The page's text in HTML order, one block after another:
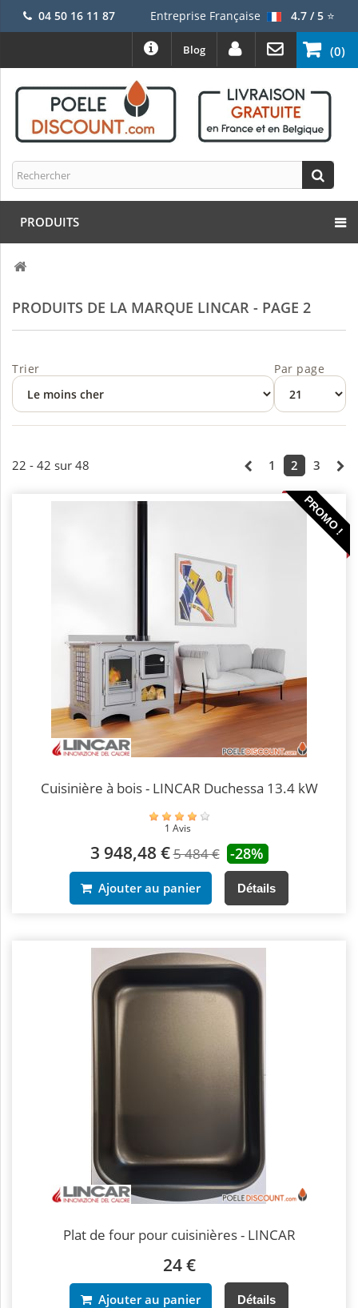
04 50 16 11 87 Entreprise Française 4.7 / 5⭐
(0)
Blog
PRODUITS
PRODUITS DE LA MARQUE LINCAR - PAGE 2
Trier Par page
1 2 3
22 - 42 sur 48
PROMO !
Cuisinière à bois - LINCAR Duchessa 13.4 kW
1 Avis
3 948,48 €5 484 € -28%
Ajouter au panier Détails
Plat de four pour cuisinières - LINCAR
24 €
Ajouter au panier Détails